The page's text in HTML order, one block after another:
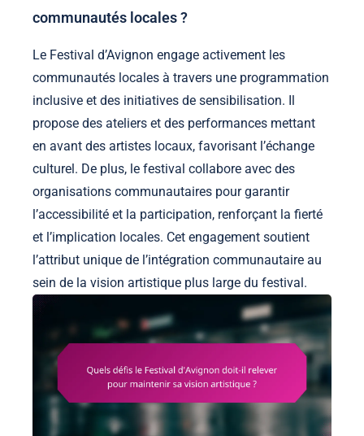
communautés locales ?
Le Festival d’Avignon engage activement les
communautés locales à travers une programmation
inclusive et des initiatives de sensibilisation. Il
propose des ateliers et des performances mettant
en avant des artistes locaux, favorisant l’échange
culturel. De plus, le festival collabore avec des
organisations communautaires pour garantir
l’accessibilité et la participation, renforçant la fierté
et l’implication locales. Cet engagement soutient
l’attribut unique de l’intégration communautaire au
sein de la vision artistique plus large du festival.